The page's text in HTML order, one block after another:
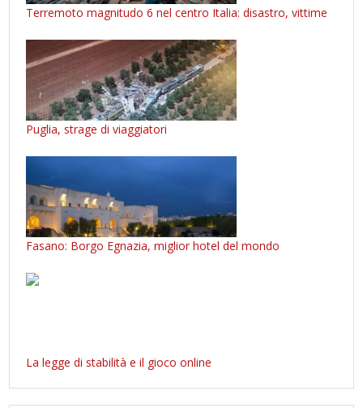
Terremoto magnitudo 6 nel centro Italia: disastro, vittime
Puglia, strage di viaggiatori
Fasano: Borgo Egnazia, miglior hotel del mondo
La legge di stabilità e il gioco online